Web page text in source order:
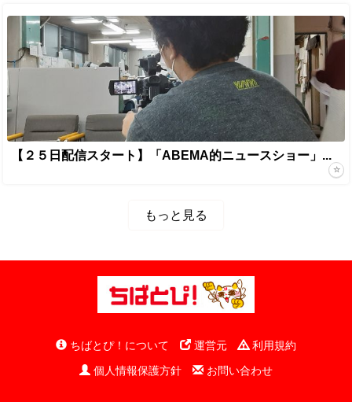
【２５日配信スタート】「ABEMA的ニュースショー」...
もっと見る
ちばとぴ！について 運営元
利用規約
個人情報保護方針
お問い合わせ